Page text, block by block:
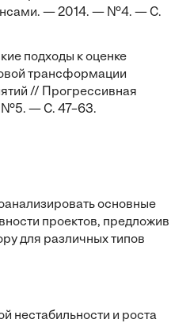
— 2014. — №4. — С.
подходы к оценке
трансформации
// Прогрессивная
— С. 47–63.
основные
проектов, предложив
для различных типов
нестабильности и роста